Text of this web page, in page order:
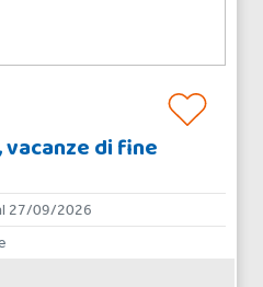
di fine
27/09/2026